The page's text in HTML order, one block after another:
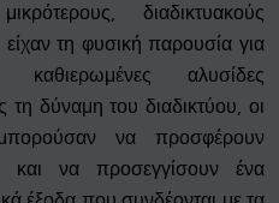
διαδικτυακούς
τη φυσική παρουσία για
αλυσίδες
δύναμη του διαδικτύου, οι
να προσφέρουν
και να προσεγγίσουν ένα